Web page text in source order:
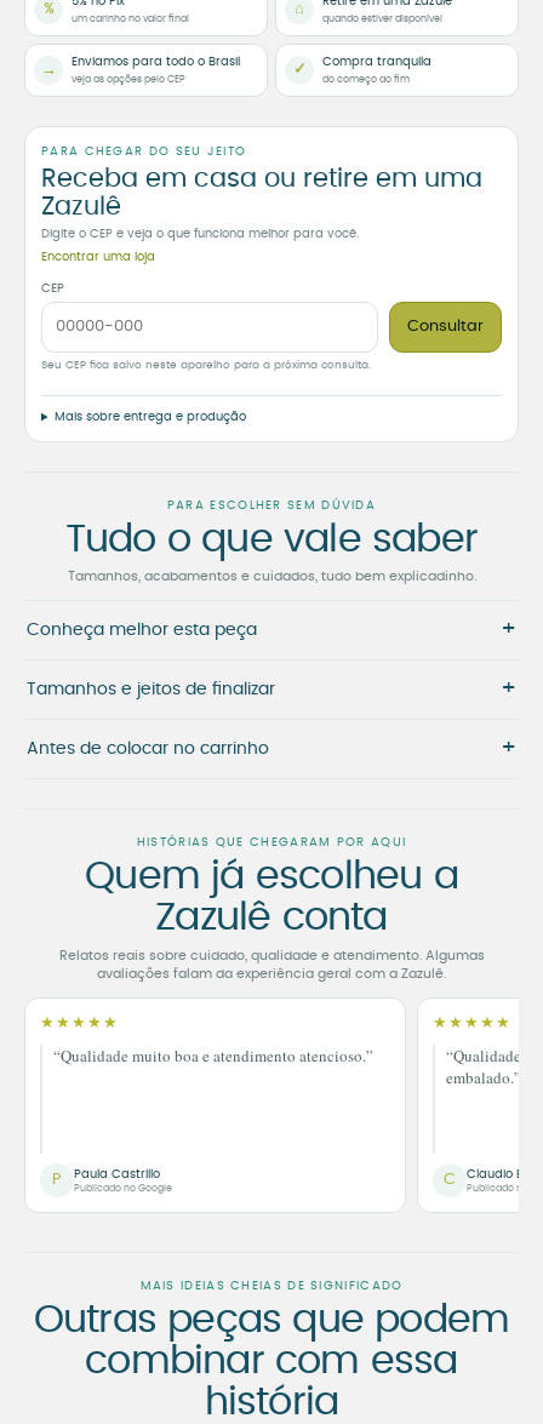
%
um carinho no valor final
⌂
quando estiver disponível
→ Enviamos para todo o Brasil
veja as opções pelo CEP
✓ Compra tranquila
do começo ao fim
PARA CHEGAR DO SEU JEITO
Receba em casa ou retire em uma
Zazulê
Digite o CEP e veja o que funciona melhor para você.
Encontrar uma loja
CEP
Consultar
Seu CEP fica salvo neste aparelho para a próxima consulta.
Mais sobre entrega e produção
PARA ESCOLHER SEM DÚVIDA
Tudo o que vale saber
Tamanhos, acabamentos e cuidados, tudo bem explicadinho.
Conheça melhor esta peça +
Tamanhos e jeitos de finalizar +
Antes de colocar no carrinho +
HISTÓRIAS QUE CHEGARAM POR AQUI
Quem já escolheu a
Zazulê conta
Relatos reais sobre cuidado, qualidade e atendimento. Algumas
avaliações falam da experiência geral com a Zazulê.
★★★★★
“Qualidade muito boa e atendimento atencioso.”
P Paula Castrillo
Publicado no Google
★★★★★
“Qualidade
embalado.”
C Claudio
Publicado no
MAIS IDEIAS CHEIAS DE SIGNIFICADO
Outras peças que podem
combinar com essa
história